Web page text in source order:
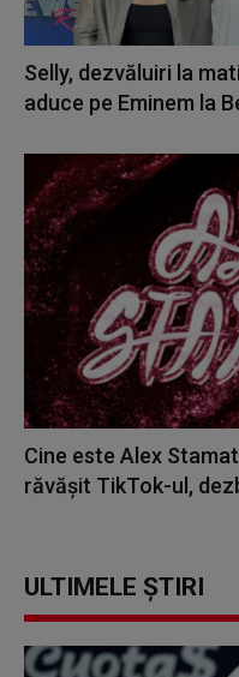
Selly, dezvăluiri la
aduce pe Eminem la
Cine este Alex
răvășit TikTok-ul,
ULTIMELE ȘTIRI